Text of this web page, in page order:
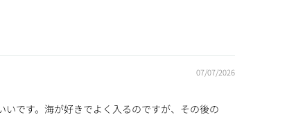
07/07/2026
です。海が好きでよく入るのですが、その後の